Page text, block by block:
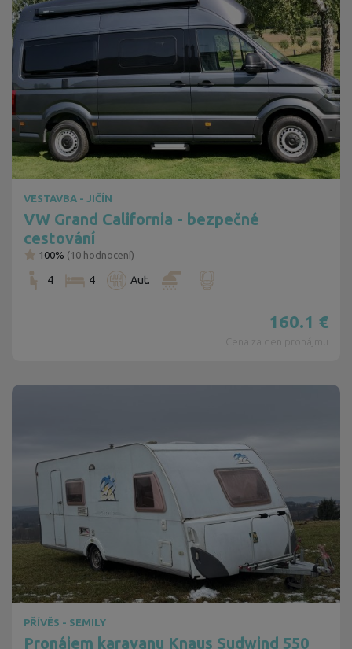
VESTAVBA - JIČÍN
VW Grand California - bezpečné
cestování
100% (10 hodnocení)
4 4 Aut.
160.1 €
Cena za den pronájmu
PŘÍVĚS - SEMILY
Pronájem karavanu Knaus Sudwind 550